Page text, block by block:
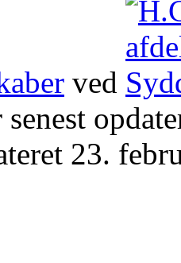
ved
senest
23.